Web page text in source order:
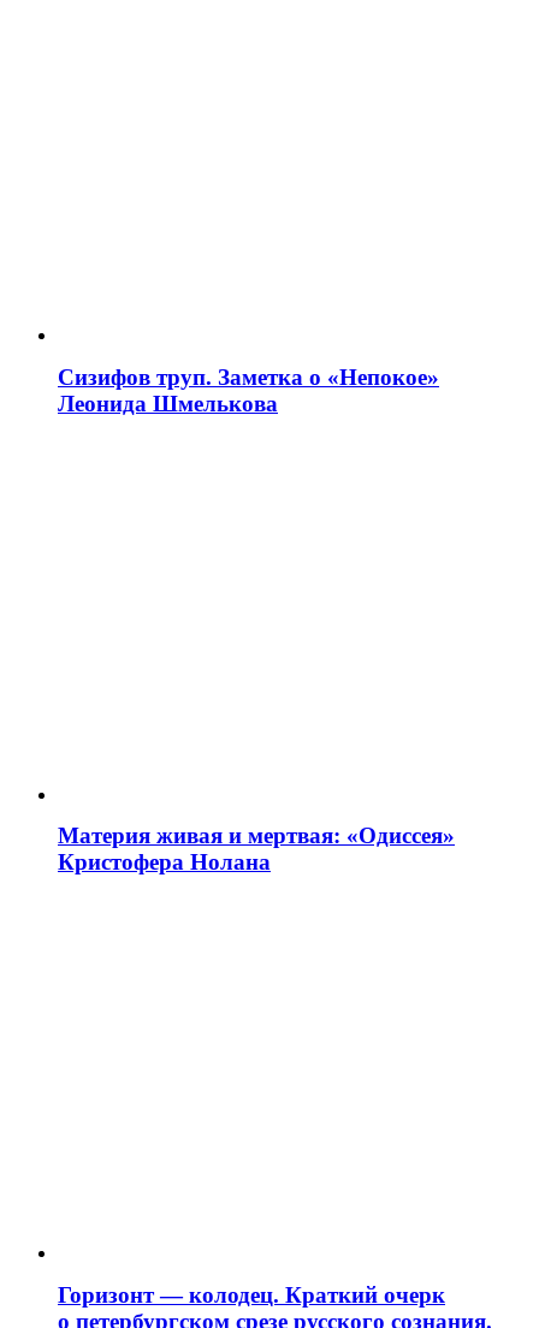
Сизифов труп. Заметка о «Непокое»
Леонида Шмелькова
Материя живая и мертвая: «Одиссея»
Кристофера Нолана
Горизонт — колодец. Краткий очерк
о петербургском срезе русского сознания.